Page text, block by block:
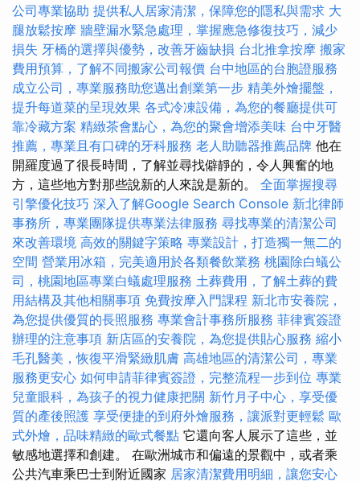
公司專業協助 提供私人居家清潔，保障您的隱私與需求 大
腿放鬆按摩 牆壁漏水緊急處理，掌握應急修復技巧，減少
損失 牙橋的選擇與優勢，改善牙齒缺損 台北推拿按摩 搬家
費用預算，了解不同搬家公司報價 台中地區的台胞證服務
成立公司，專業服務助您邁出創業第一步 精美外燴擺盤，
提升每道菜的呈現效果 各式冷凍設備，為您的餐廳提供可
靠冷藏方案 精緻茶會點心，為您的聚會增添美味 台中牙醫
推薦，專業且有口碑的牙科服務 老人助聽器推薦品牌 他在
開羅度過了很長時間，了解並尋找僻靜的，令人興奮的地
方，這些地方對那些說新的人來說是新的。 全面掌握搜尋
引擎優化技巧 深入了解Google Search Console 新北律師
事務所，專業團隊提供專業法律服務 尋找專業的清潔公司
來改善環境 高效的關鍵字策略 專業設計，打造獨一無二的
空間 營業用冰箱，完美適用於各類餐飲業務 桃園除白蟻公
司，桃園地區專業白蟻處理服務 土葬費用，了解土葬的費
用結構及其他相關事項 免費按摩入門課程 新北市安養院，
為您提供優質的長照服務 專業會計事務所服務 菲律賓簽證
辦理的注意事項 新店區的安養院，為您提供貼心服務 縮小
毛孔醫美，恢復平滑緊緻肌膚 高雄地區的清潔公司，專業
服務更安心 如何申請菲律賓簽證，完整流程一步到位 專業
兒童眼科，為孩子的視力健康把關 新竹月子中心，享受優
質的產後照護 享受便捷的到府外燴服務，讓派對更輕鬆 歐
式外燴，品味精緻的歐式餐點 它還向客人展示了這些，並
敏感地選擇和創建。 在歐洲城市和偏遠的景觀中，或者乘
公共汽車乘巴士到附近國家 居家清潔費用明細，讓您安心